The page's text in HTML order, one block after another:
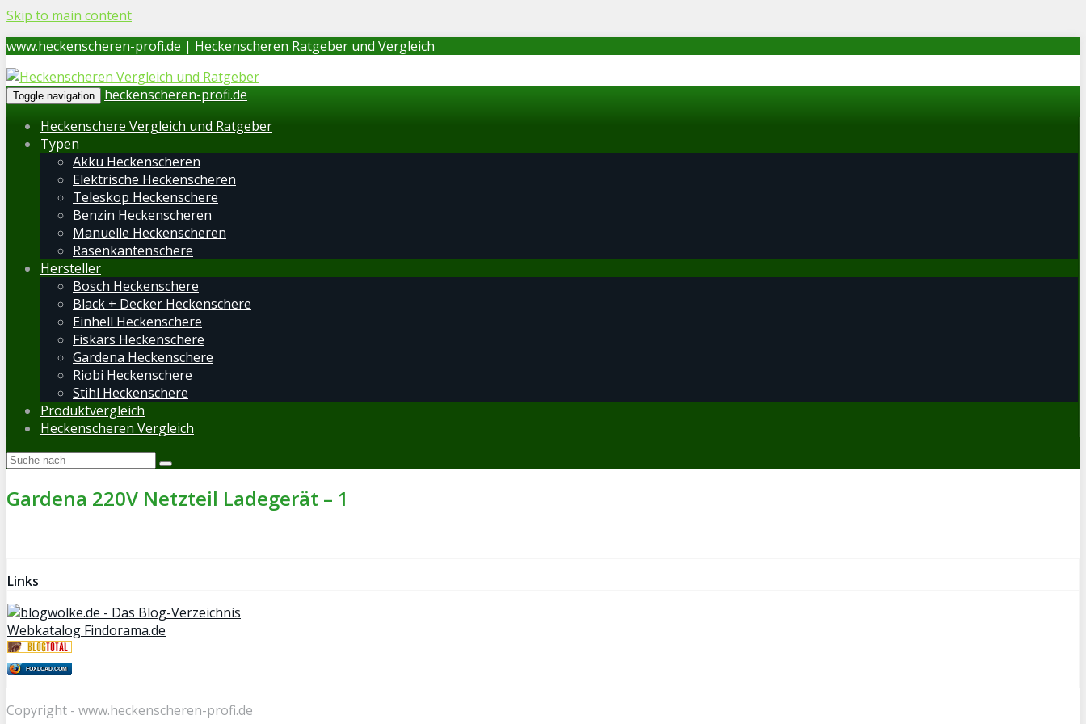
Skip to main content
www.heckenscheren-profi.de | Heckenscheren Ratgeber und Vergleich
Toggle navigation
heckenscheren-profi.de
Heckenschere Vergleich und Ratgeber
Typen
Akku Heckenscheren
Elektrische Heckenscheren
Teleskop Heckenschere
Benzin Heckenscheren
Manuelle Heckenscheren
Rasenkantenschere
Hersteller
Bosch Heckenschere
Black + Decker Heckenschere
Einhell Heckenschere
Fiskars Heckenschere
Gardena Heckenschere
Riobi Heckenschere
Stihl Heckenschere
Produktvergleich
Heckenscheren Vergleich
Gardena 220V Netzteil Ladegerät – 1
Links
Webkatalog Findorama.de
FOXLOAD.COM
Copyright - www.heckenscheren-profi.de